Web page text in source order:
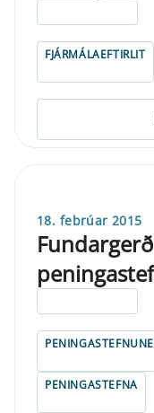
FJÁRMÁLAEFTIRLIT
18. febrúar 2015
Fundargerð
PENINGASTEFNA